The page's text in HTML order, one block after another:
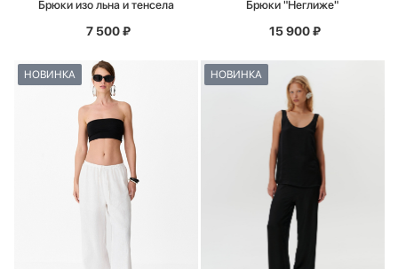
Брюки изо льна и тенсела
7 500₽
Брюки "Неглиже"
15 900₽
НОВИНКА НОВИНКА